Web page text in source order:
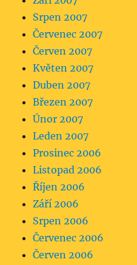
Srpen 2007
Červenec 2007
Červen 2007
Květen 2007
Duben 2007
Březen 2007
Únor 2007
Leden 2007
Prosinec 2006
Listopad 2006
Říjen 2006
Září 2006
Srpen 2006
Červenec 2006
Červen 2006